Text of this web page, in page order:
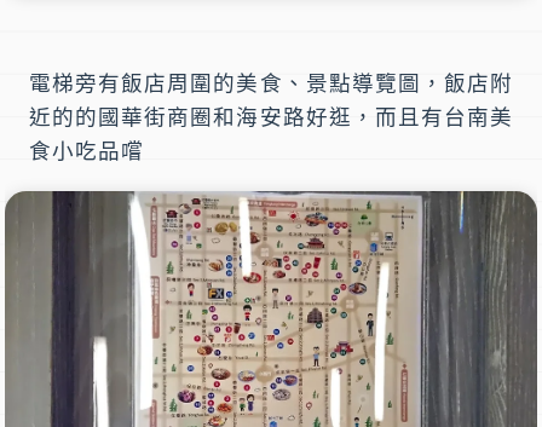
電梯旁有飯店周圍的美食、景點導覽圖，飯店附
近的的國華街商圈和海安路好逛，而且有 台南美
食小吃品嚐